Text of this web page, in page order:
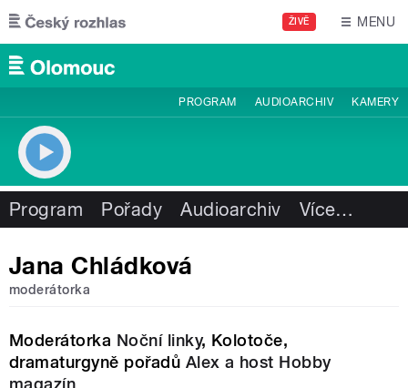
Přejít k hlavnímu obsahu
ŽIVĚ MENU
PROGRAM AUDIOARCHIV KAMERY
Program Pořady Audioarchiv Více…
Jana Chládková
moderátorka
Moderátorka Noční linky, Kolotoče,
dramaturgyně pořadů Alex a host Hobby
magazín